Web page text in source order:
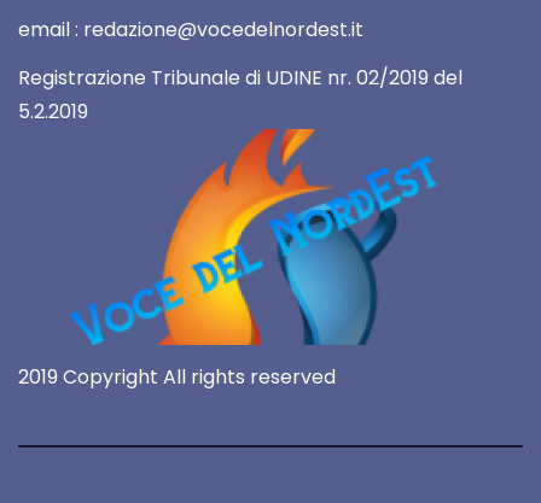
email : redazione@vocedelnordest.it
Registrazione Tribunale di UDINE nr. 02/2019 del
5.2.2019
2019 Copyright All rights reserved